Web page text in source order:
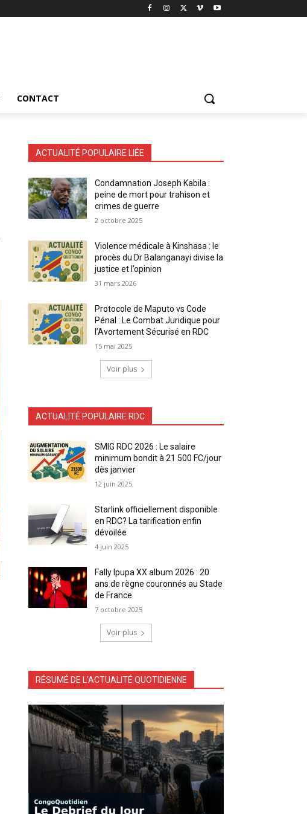
CONTACT
ACTUALITÉ POPULAIRE LIÉE
Condamnation Joseph Kabila :
peine de mort pour trahison et
crimes de guerre
2 octobre 2025
Violence médicale à Kinshasa : le
procès du Dr Balanganayi divise la
justice et l’opinion
31 mars 2026
Protocole de Maputo vs Code
Pénal : Le Combat Juridique pour
l’Avortement Sécurisé en RDC
15 mai 2025
Voir plus
ACTUALITÉ POPULAIRE RDC
SMIG RDC 2026 : Le salaire
minimum bondit à 21 500 FC/jour
dès janvier
12 juin 2025
Starlink officiellement disponible
en RDC? La tarification enfin
dévoilée
4 juin 2025
Fally Ipupa XX album 2026 : 20
ans de règne couronnés au Stade
de France
7 octobre 2025
Voir plus
RÉSUMÉ DE L'ACTUALITÉ QUOTIDIENNE